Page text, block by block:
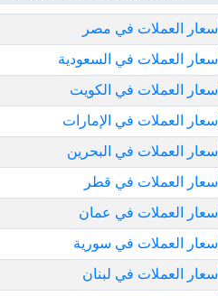
أسعار العملات في مصر
أسعار العملات في السعودية
أسعار العملات في الكويت
أسعار العملات في الإمارات
أسعار العملات في البحرين
أسعار العملات في قطر
أسعار العملات في عمان
أسعار العملات في سورية
أسعار العملات في لبنان